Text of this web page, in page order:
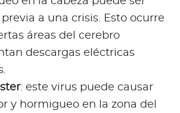
a una crisis. Esto ocurre
áreas del cerebro
descargas eléctricas
: este virus puede causar
y hormigueo en la zona del